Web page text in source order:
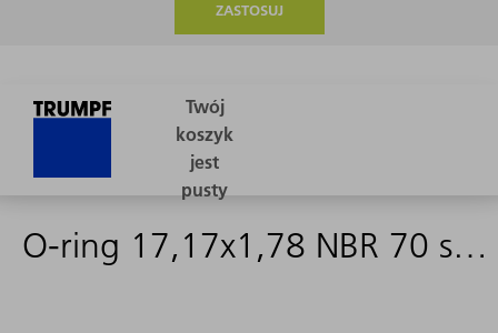
ZASTOSUJ
O-ring 17,17x1,78 NBR 70 schwarz